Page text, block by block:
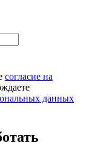
согласие на
данных